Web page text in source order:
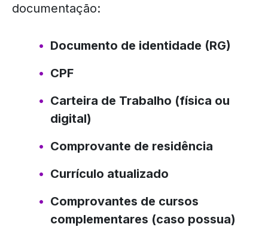
documentação:
Documento de identidade (RG)
CPF
Carteira de Trabalho (física ou
digital)
Comprovante de residência
Currículo atualizado
Comprovantes de cursos
complementares (caso possua)